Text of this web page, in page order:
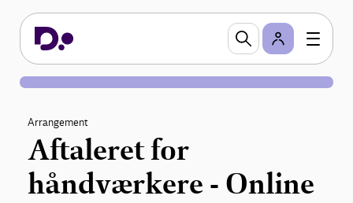
Arrangement
Aftaleret for
håndværkere - Online